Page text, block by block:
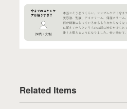
Related Items